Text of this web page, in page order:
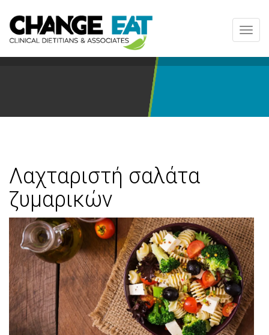
Λαχταριστή σαλάτα
ζυμαρικών